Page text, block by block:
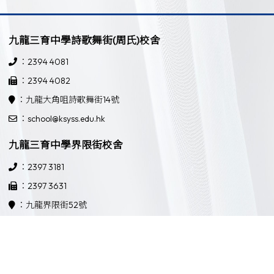
九龍三育中學詩歌舞街(周氏)校舍
：2394 4081
：2394 4082
：九龍大角咀詩歌舞街14號
：school@ksyss.edu.hk
九龍三育中學界限街校舍
：2397 3181
：2397 3631
：九龍界限街52號